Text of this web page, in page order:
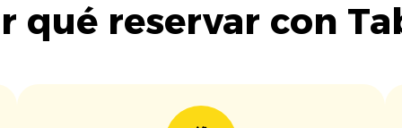
qué reservar con